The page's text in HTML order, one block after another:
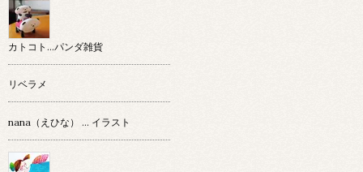
カトコト…パンダ雑貨
リベラメ
nana（えひな） … イラスト